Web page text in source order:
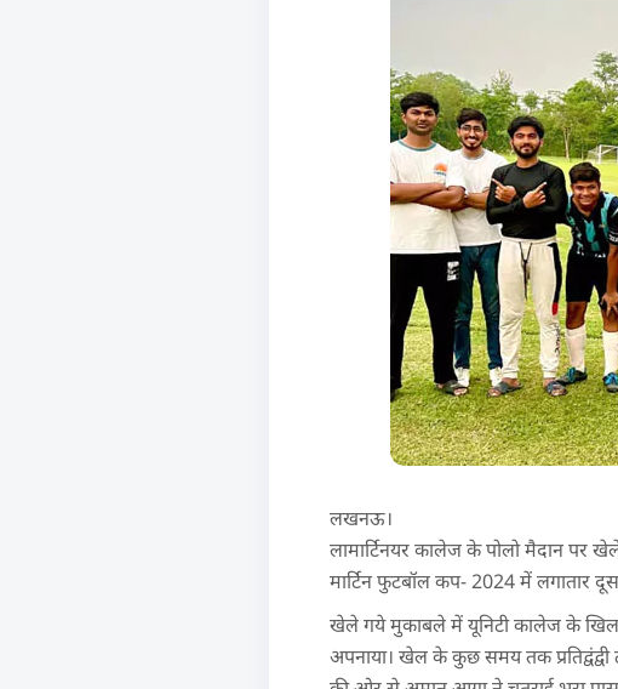
लखनऊ।
लामार्टिनयर कालेज के पोलो मैदान पर
मार्टिन फुटबॉल कप- 2024 में लगातार
खेले गये मुकाबले में यूनिटी कालेज के
अपनाया। खेल के कुछ समय तक